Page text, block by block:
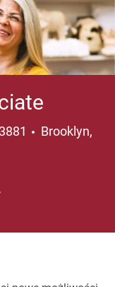
Lokalizacja
Brooklyn,